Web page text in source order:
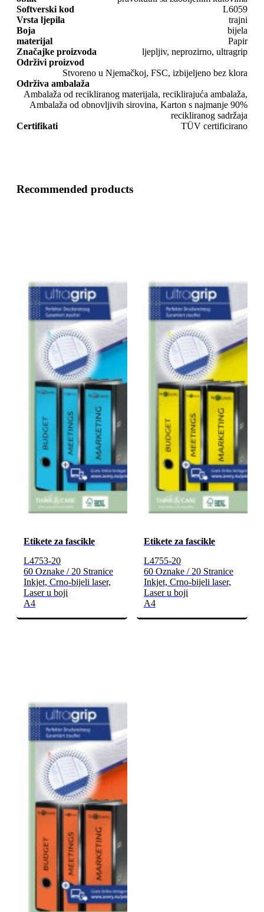
Softverski kod
L6059
Vrsta ljepila
trajni
Boja
bijela
materijal
Papir
Značajke proizvoda
ljepljiv, neprozirno, ultragrip
Održivi proizvod
Stvoreno u Njemačkoj, FSC, izbijeljeno bez klora
Održiva ambalaža
Ambalaža od recikliranog materijala, reciklirajuća ambalaža,
Ambalaža od obnovljivih sirovina, Karton s najmanje 90%
recikliranog sadržaja
Certifikati
TÜV certificirano
Recommended products
Etikete za fascikle
L4753-20
60 Oznake / 20 Stranice
Inkjet, Crno-bijeli laser,
Laser u boji
A4
Etikete za fascikle
L4755-20
60 Oznake / 20 Stranice
Inkjet, Crno-bijeli laser,
Laser u boji
A4